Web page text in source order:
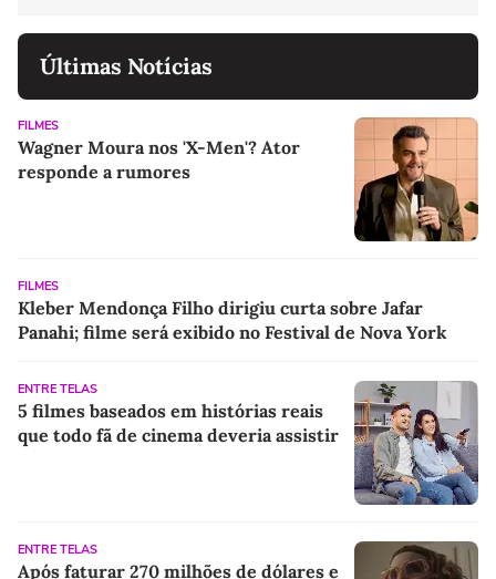
Últimas Notícias
FILMES
Wagner Moura nos 'X-Men'? Ator
responde a rumores
FILMES
Kleber Mendonça Filho dirigiu curta sobre Jafar
Panahi; filme será exibido no Festival de Nova York
ENTRE TELAS
5 filmes baseados em histórias reais
que todo fã de cinema deveria assistir
ENTRE TELAS
Após faturar 270 milhões de dólares e